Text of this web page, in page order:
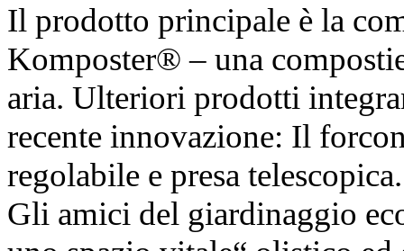
Il prodotto principale è la
Komposter® – una
aria. Ulteriori prodotti
recente innovazione: Il
regolabile e presa telescopica.
Gli amici del giardinaggio